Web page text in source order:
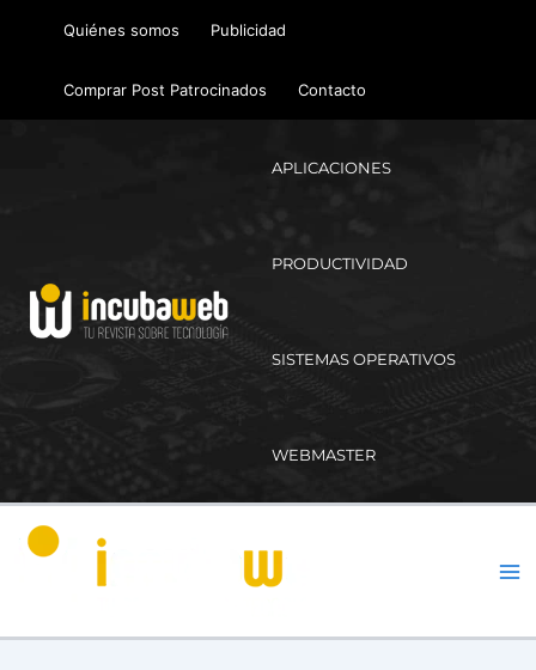
Quiénes somos Publicidad
Comprar Post Patrocinados Contacto
APLICACIONES
PRODUCTIVIDAD
SISTEMAS OPERATIVOS
WEBMASTER